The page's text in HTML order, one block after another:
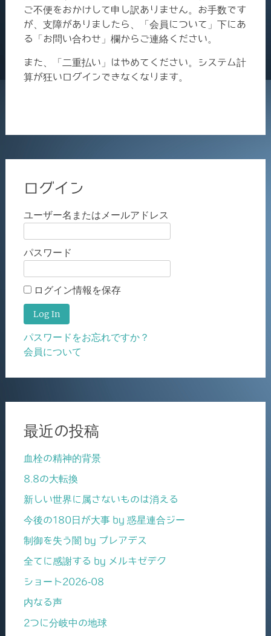
ご不便をおかけして申し訳ありません。お手数です
が、支障がありましたら、「会員について」下にあ
る「お問い合わせ」欄からご連絡ください。
また、「二重払い」はやめてください。システム計
算が狂いログインできなくなります。
ログイン
ユーザー名またはメールアドレス
パスワード
ログイン情報を保存
パスワードをお忘れですか？
会員について
最近の投稿
血栓の精神的背景
8.8の大転換
新しい世界に属さないものは消える
今後の180日が大事 by 惑星連合ジー
制御を失う闇 by プレアデス
全てに感謝する by メルキゼデク
ショート2026-08
内なる声
2つに分岐中の地球